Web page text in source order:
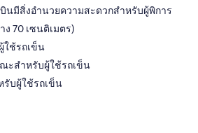
นมีสิ่งอำนวยความสะดวกสำหรับผู้พิการ
ง 70 เซนติเมตร)
ใช้รถเข็น
ะสำหรับผู้ใช้รถเข็น
รับผู้ใช้รถเข็น